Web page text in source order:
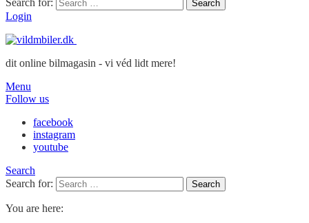
Search for:
Search
Login
dit online bilmagasin - vi véd lidt mere!
Menu
Follow us
facebook
instagram
youtube
Search
Search for:
Search
You are here: